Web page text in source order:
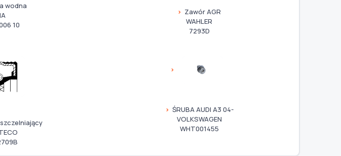
wodna
10
Zawór AGR
WAHLER
7293D
ŚRUBA AUDI A3 04-
VOLKSWAGEN
WHT001455